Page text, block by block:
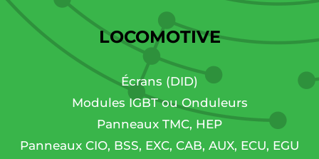
LOCOMOTIVE
Écrans (DID)
Modules IGBT ou Onduleurs
Panneaux TMC, HEP
Panneaux CIO, BSS, EXC, CAB, AUX, ECU, EGU